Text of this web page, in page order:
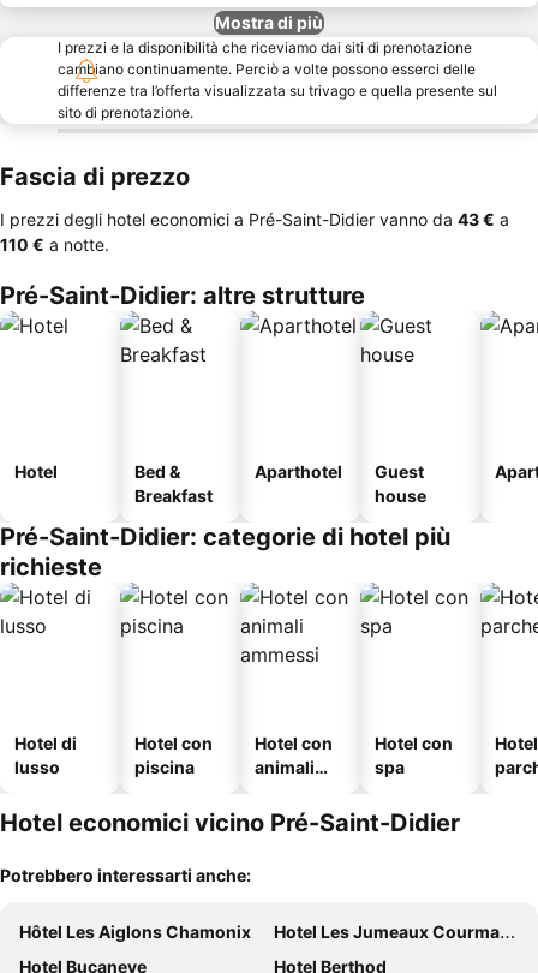
Mostra di più
I prezzi e la disponibilità che riceviamo dai siti di prenotazione
cambiano continuamente. Perciò a volte possono esserci delle
differenze tra l’offerta visualizzata su trivago e quella presente sul
sito di prenotazione.
Fascia di prezzo
I prezzi degli hotel economici a Pré-Saint-Didier vanno da ‎43 € a
‎110 € a notte.
Pré-Saint-Didier: altre strutture
Hotel
Bed &
Breakfast
Aparthotel
Guest
house
Pré-Saint-Didier: categorie di hotel più
richieste
Hotel di
lusso
Hotel con
piscina
Hotel con
animali
Hotel con
spa
Hotel economici vicino Pré-Saint-Didier
Potrebbero interessarti anche:
Hôtel Les Aiglons Chamonix
Hotel Les Jumeaux Courmayeur
Hotel Bucaneve
Hotel Berthod